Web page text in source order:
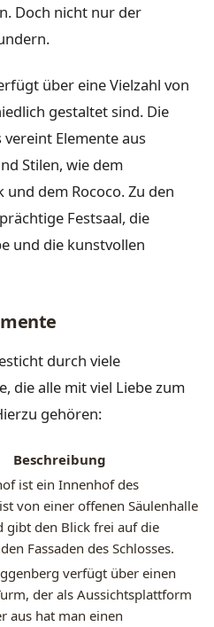
Doch nicht nur der
über eine Vielzahl von
gestaltet sind. Die
Elemente aus
Stilen, wie dem
dem Rococo. Zu den
Festsaal, die
und die kunstvollen
durch viele
die alle mit viel Liebe zum
gehören:
Beschreibung
ist ein Innenhof des
von einer offenen Säulenhalle
gibt den Blick frei auf die
Fassaden des Schlosses.
verfügt über einen
der als Aussichtsplattform
aus hat man einen